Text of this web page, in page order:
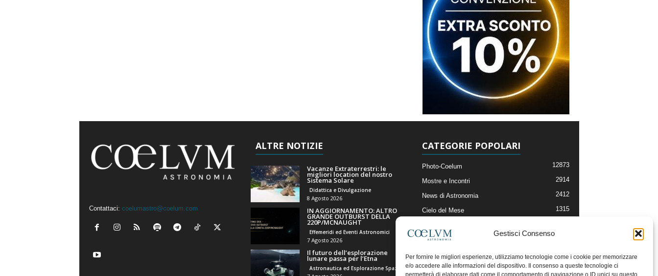
Gestisci Consenso
Per fornire le migliori esperienze, utilizziamo tecnologie come i cookie per memorizzare
e/o accedere alle informazioni del dispositivo. Il consenso a queste tecnologie ci
permetterà di elaborare dati come il comportamento di navigazione o ID unici su questo
Contattaci: coelumastro@coelum.com
ALTRE NOTIZIE
Vacanze Extraterrestri: le
migliori location del nostro
Sistema Solare
Didattica e Divulgazione
8 Agosto 2026
IN AGGIORNAMENTO: ALTRO
GRANDE OUTBURST DELLA
220P/MCNAUGHT
Effemeridi ed Eventi Astronomici
7 Agosto 2026
Il futuro dell’esplorazione
lunare passa per l’Etna
CATEGORIE POPOLARI
Photo-Coelum 12873
Mostre e Incontri 2914
News di Astronomia 2412
Cielo del Mese 1315
Articoli e Risorse On-Line
Il Blog della Redazione